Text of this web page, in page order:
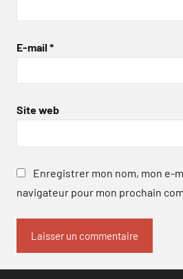
E-mail *
Site web
Enregistrer mon nom, mon e-
navigateur pour mon prochain